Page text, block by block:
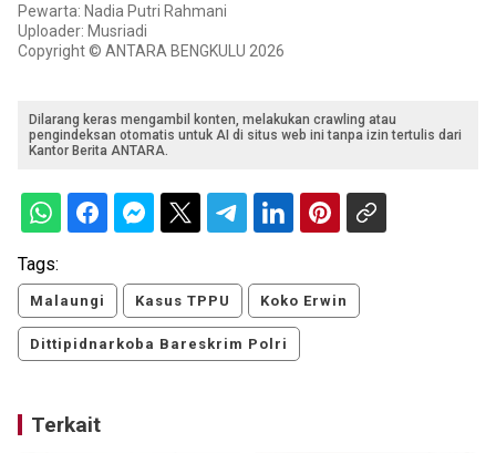
Pewarta: Nadia Putri Rahmani
Uploader: Musriadi
Copyright © ANTARA BENGKULU 2026
Dilarang keras mengambil konten, melakukan crawling atau
pengindeksan otomatis untuk AI di situs web ini tanpa izin tertulis dari
Kantor Berita ANTARA.
Tags:
Malaungi Kasus TPPU Koko Erwin
Dittipidnarkoba Bareskrim Polri
Terkait